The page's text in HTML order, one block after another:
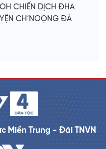
CHIẾN DỊCH ĐHA
CH’NOỌNG ĐÀ
Miền Trung - Đài TNVN